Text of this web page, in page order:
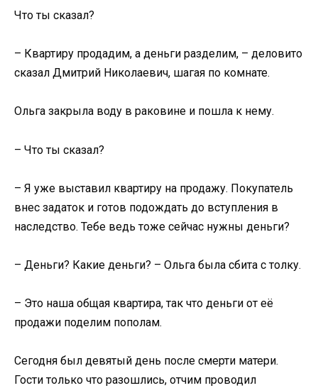
Что ты сказал?
– Квартиру продадим, а деньги разделим, – деловито
сказал Дмитрий Николаевич, шагая по комнате.
Ольга закрыла воду в раковине и пошла к нему.
– Что ты сказал?
– Я уже выставил квартиру на продажу. Покупатель
внес задаток и готов подождать до вступления в
наследство. Тебе ведь тоже сейчас нужны деньги?
– Деньги? Какие деньги? – Ольга была сбита с толку.
– Это наша общая квартира, так что деньги от её
продажи поделим пополам.
Сегодня был девятый день после смерти матери.
Гости только что разошлись, отчим проводил